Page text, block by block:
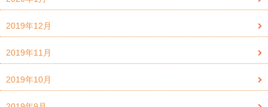
2019年12月
2019年11月
2019年10月